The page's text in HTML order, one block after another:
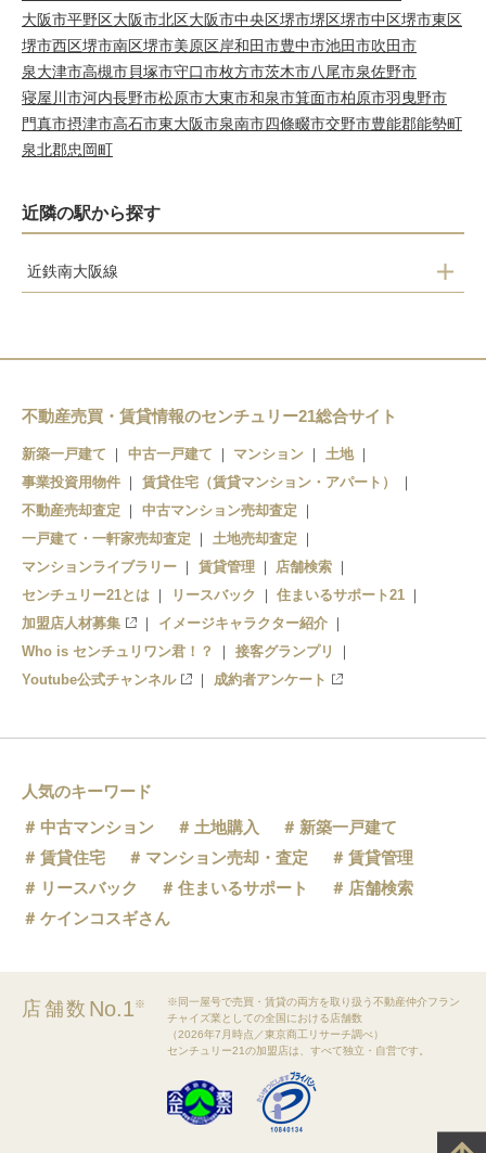
大阪市平野区大阪市北区大阪市中央区堺市堺区堺市中区堺市東区
堺市西区堺市南区堺市美原区岸和田市豊中市池田市吹田市
泉大津市高槻市貝塚市守口市枚方市茨木市八尾市泉佐野市
寝屋川市河内長野市松原市大東市和泉市箕面市柏原市羽曳野市
門真市摂津市高石市東大阪市泉南市四條畷市交野市豊能郡能勢町
泉北郡忠岡町
近隣の駅から探す
近鉄南大阪線
古市
上ノ太子
不動産売買・賃貸情報のセンチュリー21総合サイト
新築一戸建て 中古一戸建て マンション
土地
事業投資用物件
賃貸住宅（賃貸マンション・アパート）
不動産売却査定
中古マンション売却査定
一戸建て・一軒家売却査定
土地売却査定
マンションライブラリー
賃貸管理
店舗検索
センチュリー21とは
リースバック
住まいるサポート21
加盟店人材募集
イメージキャラクター紹介
Who is センチュリワン君！？
接客グランプリ
Youtube公式チャンネル
成約者アンケート
人気のキーワード
中古マンション
土地購入
新築一戸建て
賃貸住宅
マンション売却・査定
賃貸管理
リースバック
住まいるサポート
店舗検索
ケインコスギさん
店舗数 No.1※
※同一屋号で売買・賃貸の両方を取り扱う不動産仲介フラン
チャイズ業としての全国における店舗数
（2026年7月時点／東京商工リサーチ調べ）
センチュリー21の加盟店は、すべて独立・自営です。